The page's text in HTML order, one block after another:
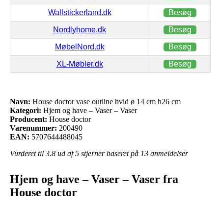
Wallstickerland.dk Besøg
Nordlyhome.dk Besøg
MøbelNord.dk Besøg
XL-Møbler.dk Besøg
Navn: House doctor vase outline hvid ø 14 cm h26 cm
Kategori: Hjem og have – Vaser – Vaser
Producent: House doctor
Varenummer: 200490
EAN: 5707644488045
Vurderet til 3.8 ud af 5 stjerner baseret på 13 anmeldelser
Hjem og have – Vaser – Vaser fra
House doctor